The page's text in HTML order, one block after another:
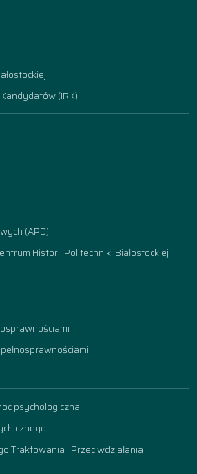
(IRK)
(APD)
Historii Politechniki Białostockiej
psychologiczna
Traktowania i Przeciwdziałania